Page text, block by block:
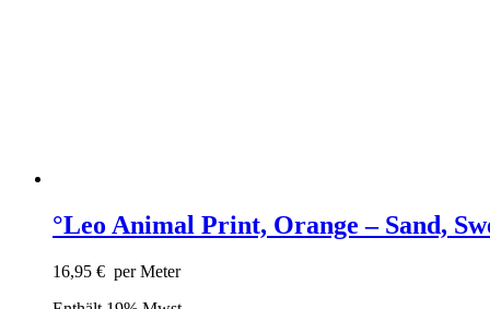
°Leo Animal Print, Orange – Sand,
16,95 € per Meter